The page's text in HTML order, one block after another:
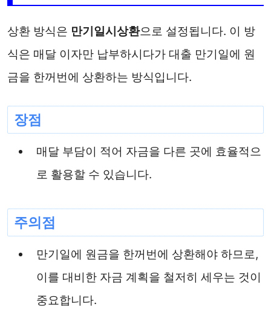
상환 방식은 만기일시상환으로 설정됩니다. 이 방
식은 매달 이자만 납부하시다가 대출 만기일에 원
금을 한꺼번에 상환하는 방식입니다.
장점
매달 부담이 적어 자금을 다른 곳에 효율적으
로 활용할 수 있습니다.
주의점
만기일에 원금을 한꺼번에 상환해야 하므로,
이를 대비한 자금 계획을 철저히 세우는 것이
중요합니다.